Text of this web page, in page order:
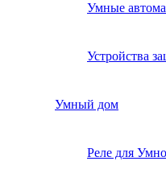
Умные
Устройства
Умный дом
Реле для